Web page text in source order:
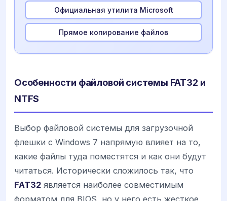
Официальная утилита Microsoft
Прямое копирование файлов
Особенности файловой системы FAT32 и
NTFS
Выбор файловой системы для загрузочной
флешки с Windows 7 напрямую влияет на то,
какие файлы туда поместятся и как они будут
читаться. Исторически сложилось так, что
FAT32 является наиболее совместимым